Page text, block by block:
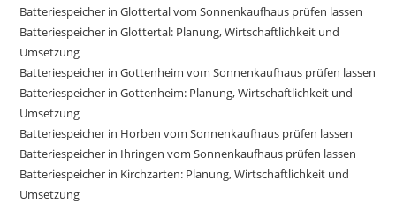
Batteriespeicher in Glottertal vom Sonnenkaufhaus prüfen lassen
Batteriespeicher in Glottertal: Planung, Wirtschaftlichkeit und
Umsetzung
Batteriespeicher in Gottenheim vom Sonnenkaufhaus prüfen lassen
Batteriespeicher in Gottenheim: Planung, Wirtschaftlichkeit und
Umsetzung
Batteriespeicher in Horben vom Sonnenkaufhaus prüfen lassen
Batteriespeicher in Ihringen vom Sonnenkaufhaus prüfen lassen
Batteriespeicher in Kirchzarten: Planung, Wirtschaftlichkeit und
Umsetzung